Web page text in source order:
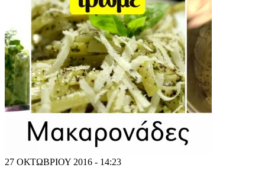
27 ΟΚΤΩΒΡΙΟΥ 2016 - 14:23